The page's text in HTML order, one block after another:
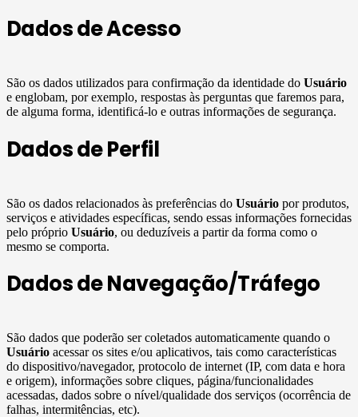
Dados de Acesso
São os dados utilizados para confirmação da identidade do Usuário
e englobam, por exemplo, respostas às perguntas que faremos para,
de alguma forma, identificá-lo e outras informações de segurança.
Dados de Perfil
São os dados relacionados às preferências do Usuário por produtos,
serviços e atividades específicas, sendo essas informações fornecidas
pelo próprio Usuário, ou deduzíveis a partir da forma como o
mesmo se comporta.
Dados de Navegação/Tráfego
São dados que poderão ser coletados automaticamente quando o
Usuário acessar os sites e/ou aplicativos, tais como características
do dispositivo/navegador, protocolo de internet (IP, com data e hora
e origem), informações sobre cliques, página/funcionalidades
acessadas, dados sobre o nível/qualidade dos serviços (ocorrência de
falhas, intermitências, etc).